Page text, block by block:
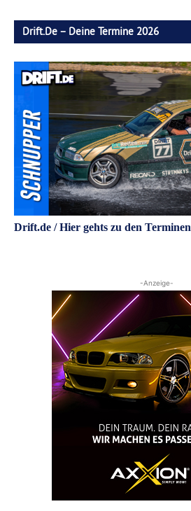
Drift.de – Deine Termine 2026
Drift.de / Hier gehts zu den Terminen
-Anzeige-